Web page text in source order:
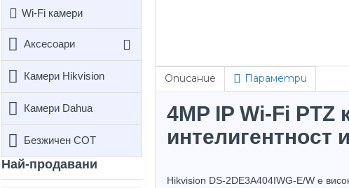
Wi-Fi камери
Аксесоари
Камери Hikvision
Камери Dahua
Безжичен СОТ
Най-продавани
Описание Параметри
4MP IP Wi-Fi
интелигентност
Hikvision DS-2DE3A404IWG-E/W е